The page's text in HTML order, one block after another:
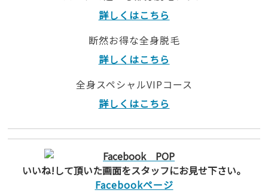
詳しくはこちら
断然お得な全身脱毛
詳しくはこちら
全身スペシャルVIPコース
詳しくはこちら
いいね!して頂いた画面をスタッフにお見せ下さい。
Facebookページ